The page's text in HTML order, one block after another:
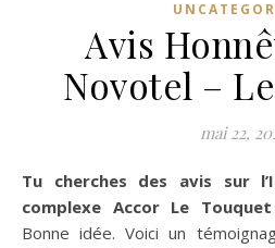
Avis
Novotel –
mai 22,
Tu cherches des avis sur l’Ibis et le Novotel du
complexe Accor Le
Bonne idée. Voici un